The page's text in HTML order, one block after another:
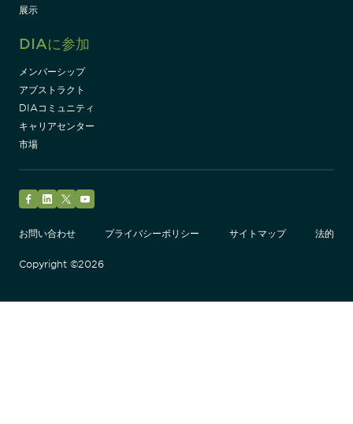
展示
DIAに参加
メンバーシップ
アブストラクト
DIAコミュニティ
キャリアセンター
市場
お問い合わせ
プライバシーポリシー サイトマップ 法的
Copyright ©2026